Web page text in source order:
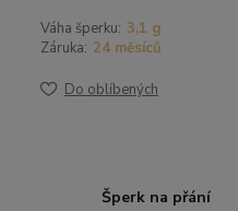
Váha šperku: 3,1 g
Záruka: 24 měsíců
Do oblíbených
Šperk na přání